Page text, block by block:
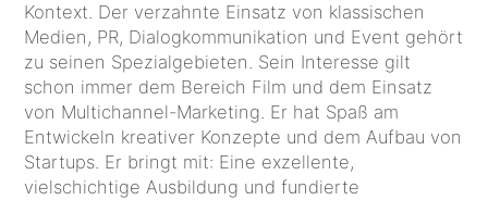
Kontext. Der verzahnte Einsatz von klassischen
Medien, PR, Dialogkommunikation und Event gehört
zu seinen Spezialgebieten. Sein Interesse gilt
schon immer dem Bereich Film und dem Einsatz
von Multichannel-Marketing. Er hat Spaß am
Entwickeln kreativer Konzepte und dem Aufbau von
Startups. Er bringt mit: Eine exzellente,
vielschichtige Ausbildung und fundierte